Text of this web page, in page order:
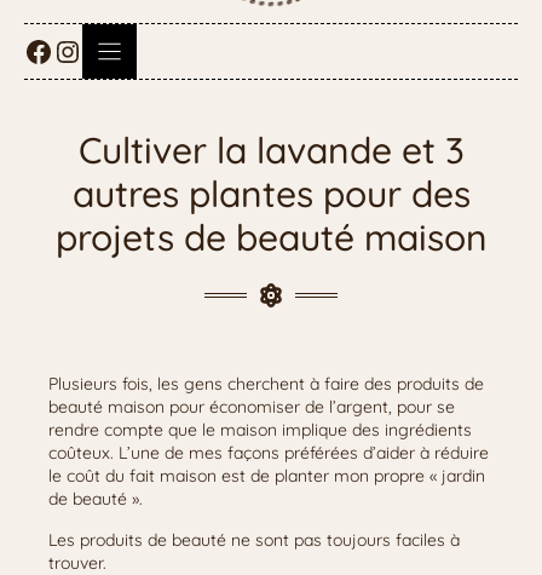
Cultiver la lavande et 3
autres plantes pour des
projets de beauté maison
Plusieurs fois, les gens cherchent à faire des produits de
beauté maison pour économiser de l’argent, pour se
rendre compte que le maison implique des ingrédients
coûteux. L’une de mes façons préférées d’aider à réduire
le coût du fait maison est de planter mon propre « jardin
de beauté ».
Les produits de beauté ne sont pas toujours faciles à
trouver.